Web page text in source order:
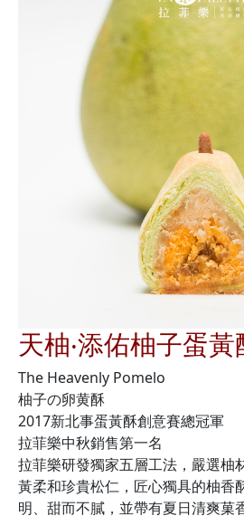
天柚‧添佑柚子蛋黃
The Heavenly Pomelo
柚子の卵黄酥
2017新北事蛋黃酥創意賽總冠軍
拉菲樂中秋銷售第一名
拉菲樂研發獨家五層工法，嚴選柚
黃柔和珍貴松仁，匠心獨具的柚香
明、甜而不膩，並帶有夏日清爽菓